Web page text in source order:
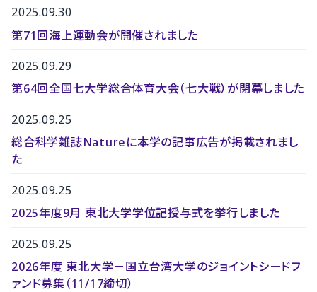
2025.09.30
第71回海上運動会が開催されました
2025.09.29
第64回全国七大学総合体育大会（七大戦）が閉幕しました
2025.09.25
総合科学雑誌Natureに本学の記事広告が掲載されまし
た
2025.09.25
2025年度9月 東北大学学位記授与式を挙行しました
2025.09.25
2026年度 東北大学－国立台湾大学のジョイントシードフ
ァンド募集（11/17締切）